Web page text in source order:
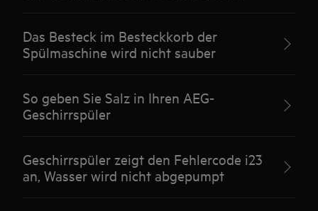
Das Besteck im Besteckkorb der
Spülmaschine wird nicht sauber
So geben Sie Salz in Ihren AEG-
Geschirrspüler
Geschirrspüler zeigt den Fehlercode i23
an, Wasser wird nicht abgepumpt